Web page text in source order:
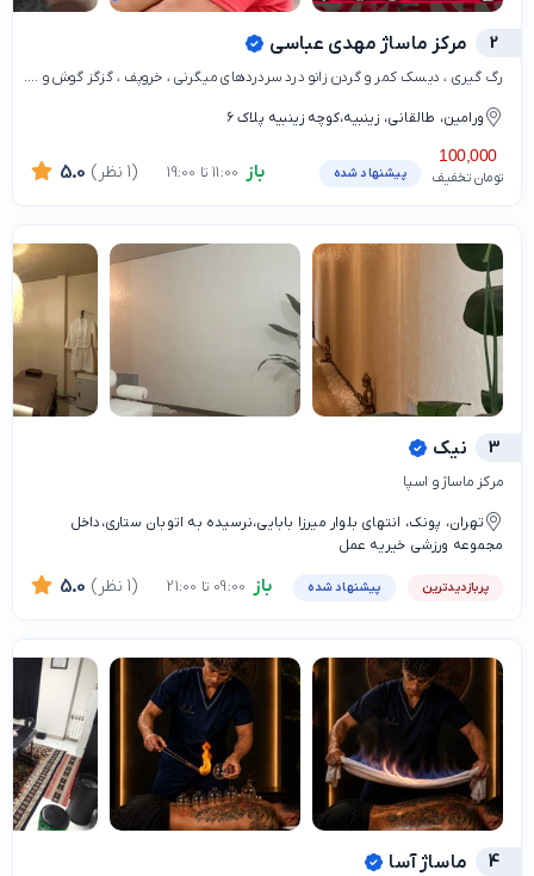
2 مرکز ماساژ مهدی عباسی
رگ گیری ، دیسک کمر و گردن زانو درد سردردهای میگرنی ، خروپف ، گزگز گوش و ....
ورامین، طالقانی، زینبیه،کوچه زینبیه پلاک ۶
100,000
تومان تخفیف پیشنهاد شده باز 5.0 (1 نظر)
3 نیک
مرکز ماساژ و اسپا
تهران، پونک، انتهای بلوار میرزا بابایی،نرسیده به اتوبان ستاری،داخل
مجموعه ورزشی خیریه عمل
پربازدیدترین پیشنهاد شده باز 5.0 (1 نظر)
4 ماساژ آسا